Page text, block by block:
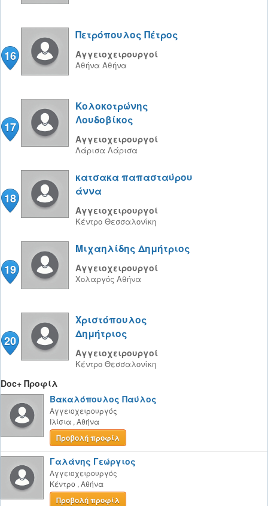
16
Πετρόπουλος Πέτρος
Αγγειοχειρουργοί
Αθήνα Αθήνα
17
Κολοκοτρώνης
Λουδοβίκος
Αγγειοχειρουργοί
Λάρισα Λάρισα
18
κατσακα παπασταύρου
άννα
Αγγειοχειρουργοί
Κέντρο Θεσσαλονίκη
19
Μιχαηλίδης Δημήτριος
Αγγειοχειρουργοί
Χολαργός Αθήνα
20
Χριστόπουλος
Δημήτριος
Αγγειοχειρουργοί
Κέντρο Θεσσαλονίκη
Doc+ Προφίλ
Βακαλόπουλος Παύλος
Αγγειοχειρουργός
Ιλίσια , Αθήνα
Προβολή προφίλ
Γαλάνης Γεώργιος
Αγγειοχειρουργός
Κέντρο , Αθήνα
Προβολή προφίλ